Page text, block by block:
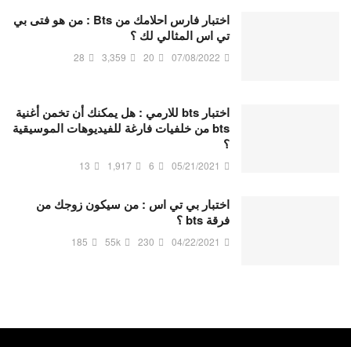
اختبار فارس احلامك من Bts : من هو فتى بي
تي اس المثالي لك ؟
07/08/2022
20
3,359
28
اختبار bts للارمي : هل يمكنك أن تخمن أغنية
bts من خلفيات فارغة للفيديوهات الموسيقية
؟
05/21/2021
6
1,917
13
اختبار بي تي اس : من سيكون زوجك من
فرقة bts ؟
04/22/2021
230
55k
185